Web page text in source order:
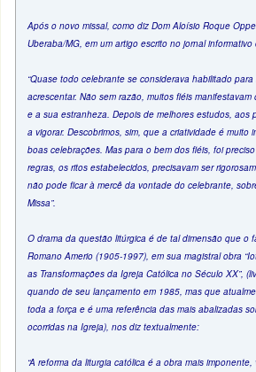
Após o novo missal, como diz Dom Aloísio Roque
Uberaba/MG, em um artigo escrito no jornal
“Quase todo celebrante se considerava habilitado para
acrescentar. Não sem razão, muitos fiéis
e a sua estranheza. Depois de melhores estudos, aos
a vigorar. Descobrimos, sim, que a criatividade é muito
boas celebrações. Mas para o bem dos fiéis, foi
regras, os ritos estabelecidos, precisavam ser
não pode ficar à mercê da vontade do celebrante,
Missa”.
O drama da questão litúrgica é de tal dimensão que o
Romano Amerio (1905-1997), em sua magistral obra
as Transformações da Igreja Católica no Século XX”,
quando de seu lançamento em 1985, mas que
toda a força e é uma referência das mais abalizadas
ocorridas na Igreja), nos diz textualmente:
“A reforma da liturgia católica é a obra mais